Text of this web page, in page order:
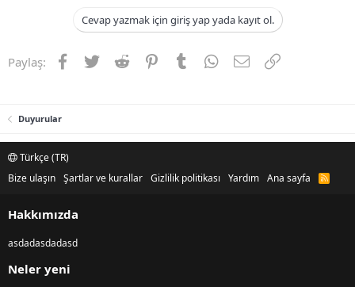
Cevap yazmak için giriş yap yada kayıt ol.
Paylaş: Facebook
TwitterReddit PinterestTumblrWhatsApp
E-postaLink
Duyurular
Türkçe (TR)
Bize ulaşın Şartlar ve kurallar Gizlilik politikası Yardım Ana sayfa
R
S
Hakkımızda
asdadasdadasd
Neler yeni